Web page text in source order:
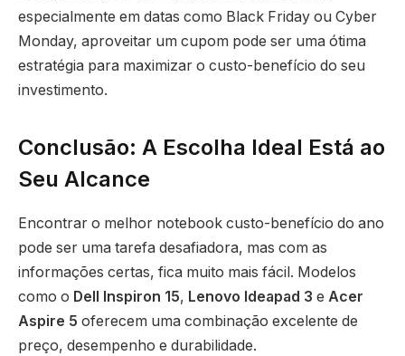
especialmente em datas como Black Friday ou Cyber
Monday, aproveitar um cupom pode ser uma ótima
estratégia para maximizar o custo-benefício do seu
investimento.
Conclusão: A Escolha Ideal Está ao
Seu Alcance
Encontrar o melhor notebook custo-benefício do ano
pode ser uma tarefa desafiadora, mas com as
informações certas, fica muito mais fácil. Modelos
como o Dell Inspiron 15, Lenovo Ideapad 3 e Acer
Aspire 5 oferecem uma combinação excelente de
preço, desempenho e durabilidade.